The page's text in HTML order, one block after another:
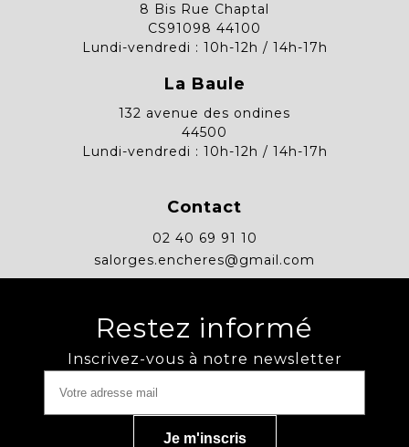
8 Bis Rue Chaptal
CS91098 44100
Lundi-vendredi : 10h-12h / 14h-17h
La Baule
132 avenue des ondines
44500
Lundi-vendredi : 10h-12h / 14h-17h
Contact
02 40 69 91 10
salorges.encheres@gmail.com
Restez informé
Inscrivez-vous à notre newsletter